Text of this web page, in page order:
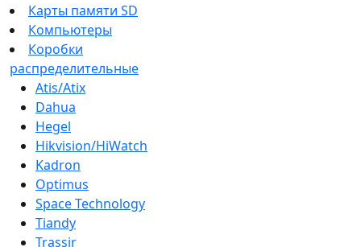
Карты памяти SD
Компьютеры
Коробки
распределительные
Atis/Atix
Dahua
Hegel
Hikvision/HiWatch
Kadron
Optimus
Space Technology
Tiandy
Trassir